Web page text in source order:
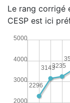
Le rang corrigé
CESP est ici
2000
3000
4000
5000
3235
3143
2296